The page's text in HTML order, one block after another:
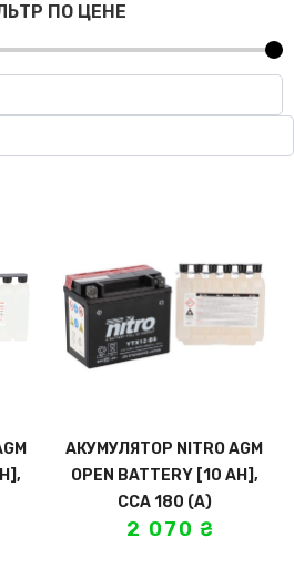
ПО ЦЕНЕ
АКУМУЛЯТОР NITRO AGM
OPEN BATTERY [10 AH],
CCA 180 (A)
2 070₴